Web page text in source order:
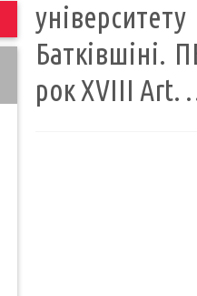
Батківшіні.
рок XVIII Art.